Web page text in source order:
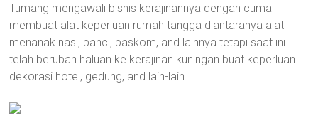
Tumang mengawali bisnis kerajinannya dengan cuma
membuat alat keperluan rumah tangga diantaranya alat
menanak nasi, panci, baskom, and lainnya tetapi saat ini
telah berubah haluan ke kerajinan kuningan buat keperluan
dekorasi hotel, gedung, and lain-lain.